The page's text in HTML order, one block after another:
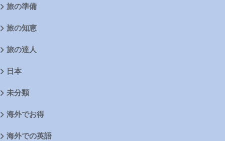
旅の準備
旅の知恵
旅の達人
日本
未分類
海外でお得
海外での英語